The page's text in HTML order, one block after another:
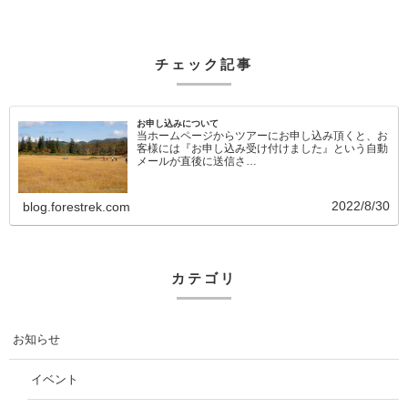
チェック記事
お申し込みについて
当ホームページからツアーにお申し込み頂くと、お
客様には『お申し込み受け付けました』という自動
メールが直後に送信さ…
blog.forestrek.com 2022/8/30
カテゴリ
お知らせ
イベント